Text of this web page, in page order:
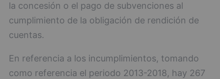
la concesión o el pago de subvenciones al
cumplimiento de la obligación de rendición de
cuentas.
En referencia a los incumplimientos, tomando
como referencia el periodo 2013-2018, hay 267